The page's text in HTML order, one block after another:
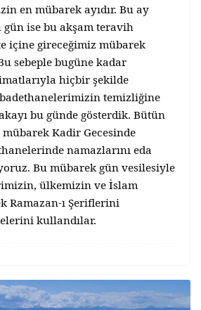
en mübarek ayıdır. Bu ay
ise bu akşam teravih
içine gireceğimiz mübarek
sebeple bugüne kadar
hiçbir şekilde
ibadethanelerimizin temizliğine
bu günde gösterdik. Bütün
Kadir Gecesinde
namazlarını eda
Bu mübarek gün vesilesiyle
ülkemizin ve İslam
Ramazan-ı Şeriflerini
kullandılar.